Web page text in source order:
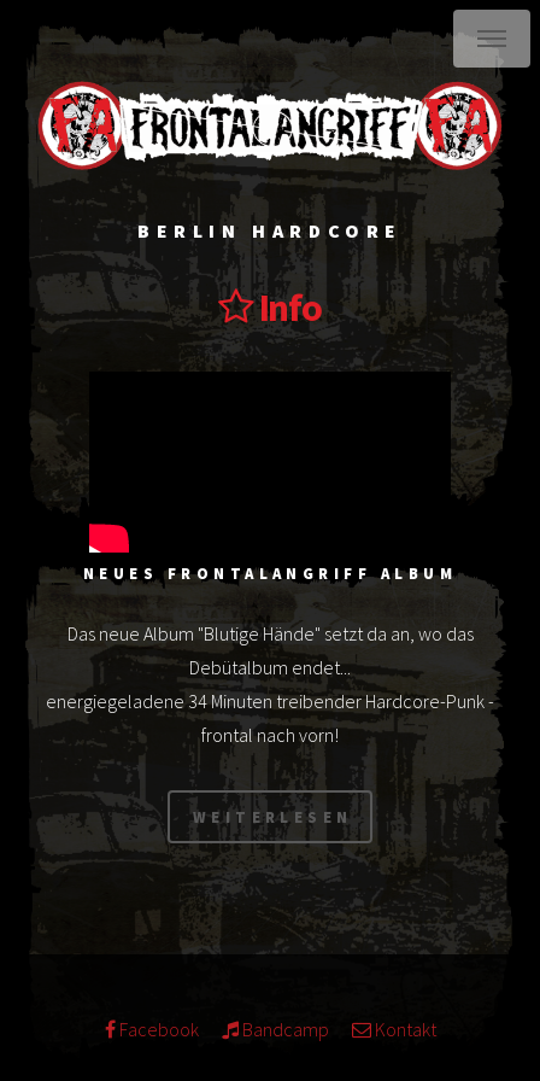
BERLIN HARDCORE
Info
NEUES FRONTALANGRIFF ALBUM
Das neue Album "Blutige Hände" setzt da an, wo das
Debütalbum endet...
energiegeladene 34 Minuten treibender Hardcore-Punk -
frontal nach vorn!
Facebook Bandcamp Kontakt